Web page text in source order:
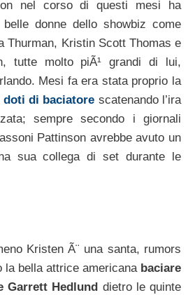
nel corso di questi mesi ha
donne dello showbiz come
Thurman, Kristin Scott Thomas e
tutte molto piÃ¹ grandi di lui,
Mesi fa era stata proprio la
doti di baciatore scatenando l’ira
sempre secondo i giornali
Pattinson avrebbe avuto un
sua collega di set durante le
Kristen Ã¨ una santa, rumors
la bella attrice americana baciare
Garrett Hedlund dietro le quinte